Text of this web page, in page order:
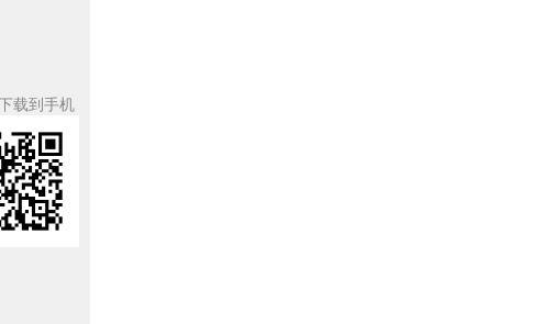
载到手机